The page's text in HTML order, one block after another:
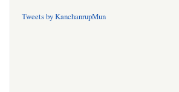
Tweets by KanchanrupMun